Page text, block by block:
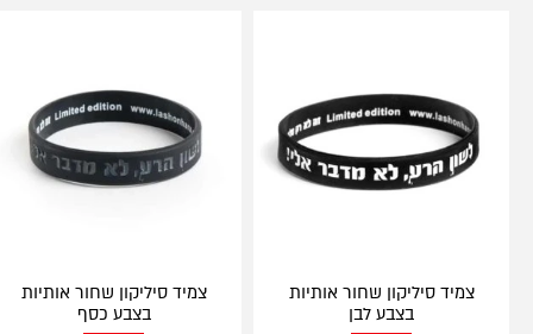
צמיד סיליקון שחור אותיות
בצבע לבן
צמיד סיליקון שחור אותיות
בצבע כסף